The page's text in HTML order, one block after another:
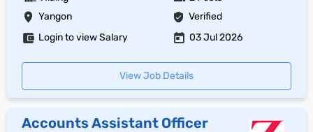
Yangon Verified
Login to view Salary 03 Jul 2026
View Job Details
Accounts Assistant Officer